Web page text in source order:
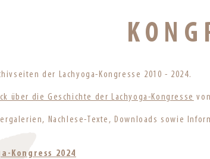
der Lachyoga-Kongresse 2010 - 2024.
über die Geschichte der Lachyoga-Kongresse
Nachlese-Texte, Downloads sowie
Kongress 2024